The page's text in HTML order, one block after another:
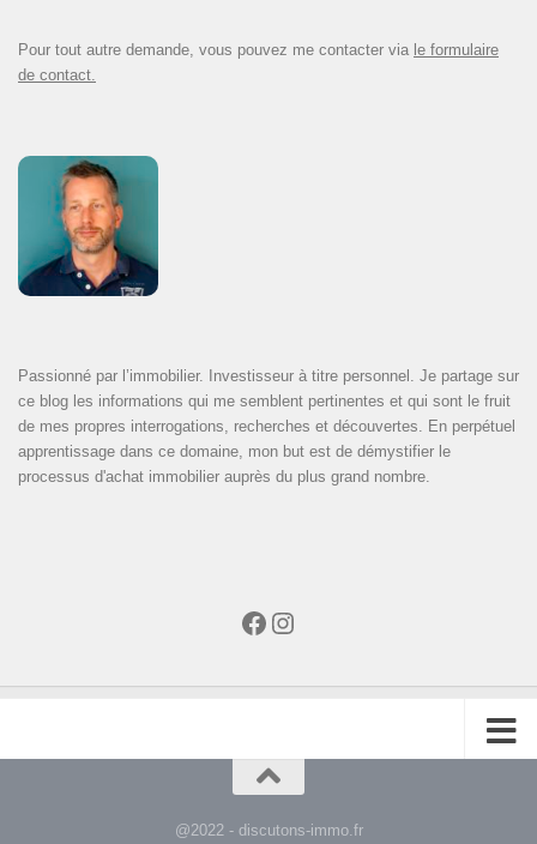
Pour tout autre demande, vous pouvez me contacter via le formulaire
de contact.
Passionné par l’immobilier. Investisseur à titre personnel. Je partage sur
ce blog les informations qui me semblent pertinentes et qui sont le fruit
de mes propres interrogations, recherches et découvertes. En perpétuel
apprentissage dans ce domaine, mon but est de démystifier le
processus d'achat immobilier auprès du plus grand nombre.
Facebook
Instagram
@2022 - discutons-immo.fr